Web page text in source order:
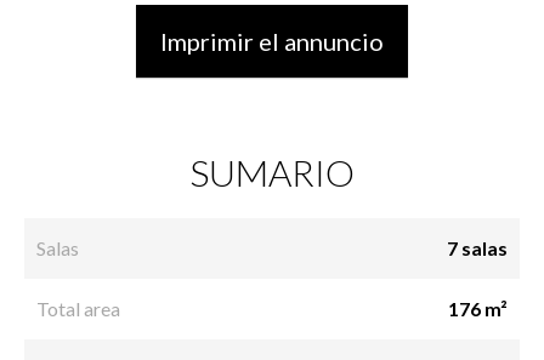
Imprimir el annuncio
SUMARIO
Salas 7 salas
Total area 176 m²